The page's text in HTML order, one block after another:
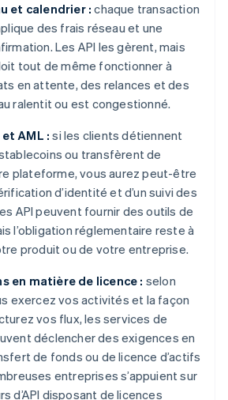
et calendrier : chaque transaction
des frais réseau et une
Les API les gèrent, mais
tout de même fonctionner à
en attente, des relances et des
ralentit ou est congestionné.
AML : si les clients détiennent
ou transfèrent de
plateforme, vous aurez peut-être
d’identité et d’un suivi des
API peuvent fournir des outils de
l’obligation réglementaire reste à
produit ou de votre entreprise.
en matière de licence : selon
exercez vos activités et la façon
vos flux, les services de
déclencher des exigences en
de fonds ou de licence d’actifs
entreprises s’appuient sur
d’API disposant de licences